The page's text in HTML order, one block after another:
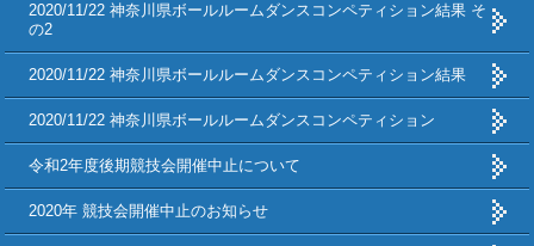
2020/11/22 神奈川県ボールルームダンスコンペティション結果 そ
の2
2020/11/22 神奈川県ボールルームダンスコンペティション結果
2020/11/22 神奈川県ボールルームダンスコンペティション
令和2年度後期競技会開催中止について
2020年 競技会開催中止のお知らせ